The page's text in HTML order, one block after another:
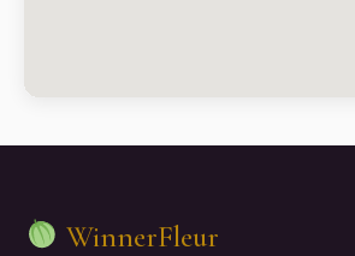
WinnerFleur